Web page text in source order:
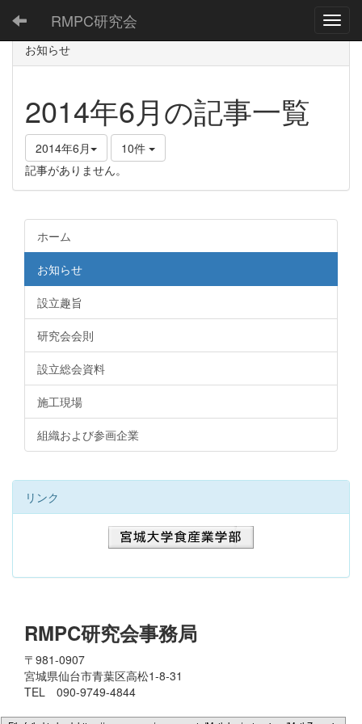
RMPC研究会
お知らせ
2014年6月の記事一覧
2014年6月
10件
記事がありません。
ホーム
お知らせ
設立趣旨
研究会会則
設立総会資料
施工現場
組織および参画企業
リンク
RMPC研究会事務局
〒981-0907
宮城県仙台市青葉区高松1-8-31
TEL 090-9749-4844